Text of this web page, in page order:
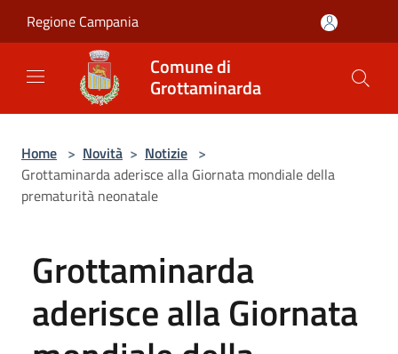
Regione Campania
Comune di
Grottaminarda
Home > Novità > Notizie >
Grottaminarda aderisce alla Giornata mondiale della
prematurità neonatale
Grottaminarda
aderisce alla Giornata